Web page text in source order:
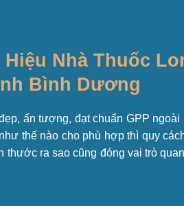
Nhà Thuốc
Bình Dương
ấn tượng, đạt chuẩn GPP
thế nào cho phù hợp thì quy
thước ra sao cũng đóng vai trò